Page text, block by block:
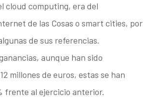
cloud computing, era del
de las Cosas o smart cities, por
de sus referencias.
aunque han sido
millones de euros, estas se han
frente al ejercicio anterior.